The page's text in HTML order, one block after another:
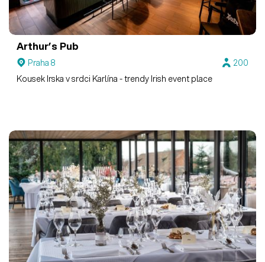
Arthur’s Pub
Praha 8
200
Kousek Irska v srdci Karlína - trendy Irish event place